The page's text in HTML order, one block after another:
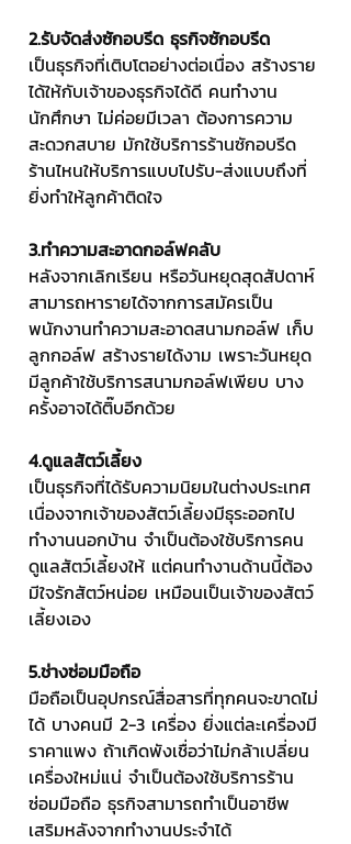
2.รับจัดส่งซักอบรีด ธุรกิจซักอบรีด
เป็นธุรกิจที่เติบโตอย่างต่อเนื่อง สร้างราย
ได้ให้กับเจ้าของธุรกิจได้ดี คนทำงาน
นักศึกษา ไม่ค่อยมีเวลา ต้องการความ
สะดวกสบาย มักใช้บริการร้านซักอบรีด
ร้านไหนให้บริการแบบไปรับ-ส่งแบบถึงที่
ยิ่งทำให้ลูกค้าติดใจ
3.ทำความสะอาดกอล์ฟคลับ
หลังจากเลิกเรียน หรือวันหยุดสุดสัปดาห์
สามารถหารายได้จากการสมัครเป็น
พนักงานทำความสะอาดสนามกอล์ฟ เก็บ
ลูกกอล์ฟ สร้างรายได้งาม เพราะวันหยุด
มีลูกค้าใช้บริการสนามกอล์ฟเพียบ บาง
ครั้งอาจได้ติ๊บอีกด้วย
4.ดูแลสัตว์เลี้ยง
เป็นธุรกิจที่ได้รับความนิยมในต่างประเทศ
เนื่องจากเจ้าของสัตว์เลี้ยงมีธุระออกไป
ทำงานนอกบ้าน จำเป็นต้องใช้บริการคน
ดูแลสัตว์เลี้ยงให้ แต่คนทำงานด้านนี้ต้อง
มีใจรักสัตว์หน่อย เหมือนเป็นเจ้าของสัตว์
เลี้ยงเอง
5.ช่างซ่อมมือถือ
มือถือเป็นอุปกรณ์สื่อสารที่ทุกคนจะขาดไม่
ได้ บางคนมี 2-3 เครื่อง ยิ่งแต่ละเครื่องมี
ราคาแพง ถ้าเกิดพังเชื่อว่าไม่กล้าเปลี่ยน
เครื่องใหม่แน่ จำเป็นต้องใช้บริการร้าน
ซ่อมมือถือ ธุรกิจสามารถทำเป็นอาชีพ
เสริมหลังจากทำงานประจำได้